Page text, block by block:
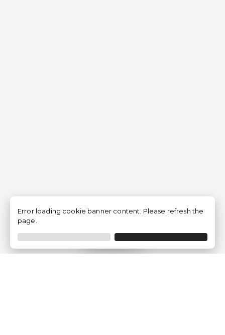
Filtrer
Error loading cookie banner content. Please refresh the
page.